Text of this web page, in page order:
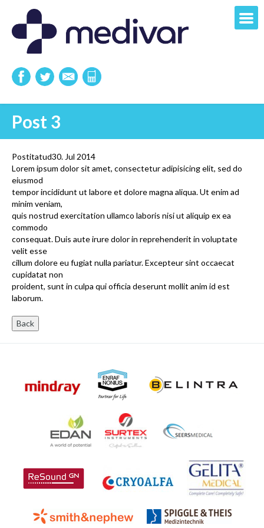
Post 3
Postitatud30. Jul 2014
Lorem ipsum dolor sit amet, consectetur adipisicing elit, sed do
eiusmod
tempor incididunt ut labore et dolore magna aliqua. Ut enim ad
minim veniam,
quis nostrud exercitation ullamco laboris nisi ut aliquip ex ea
commodo
consequat. Duis aute irure dolor in reprehenderit in voluptate
velit esse
cillum dolore eu fugiat nulla pariatur. Excepteur sint occaecat
cupidatat non
proident, sunt in culpa qui officia deserunt mollit anim id est
laborum.